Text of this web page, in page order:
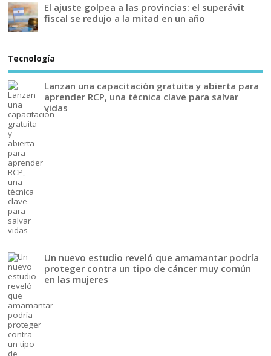
El ajuste golpea a las provincias: el superávit
fiscal se redujo a la mitad en un año
Tecnología
Lanzan una capacitación gratuita y abierta para
aprender RCP, una técnica clave para salvar
vidas
Un nuevo estudio reveló que amamantar podría
proteger contra un tipo de cáncer muy común
en las mujeres